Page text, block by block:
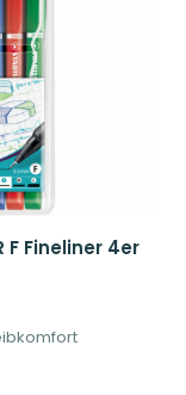
F Fineliner 4er